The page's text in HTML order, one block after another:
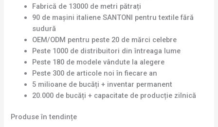
Fabrică de 13000 de metri pătrați
90 de mașini italiene SANTONI pentru textile fără
sudură
OEM/ODM pentru peste 20 de mărci celebre
Peste 1000 de distribuitori din întreaga lume
Peste 180 de modele vândute la alegere
Peste 300 de articole noi în fiecare an
5 milioane de bucăți + inventar permanent
20.000 de bucăți + capacitate de producție zilnică
Produse în tendințe